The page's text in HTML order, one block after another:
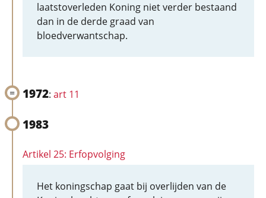
laatstoverleden Koning niet verder bestaand
dan in de derde graad van
bloedverwantschap.
1972: art 11
1983
Artikel 25: Erfopvolging
Het koningschap gaat bij overlijden van de